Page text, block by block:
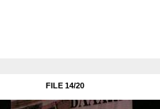
FILE 14/20